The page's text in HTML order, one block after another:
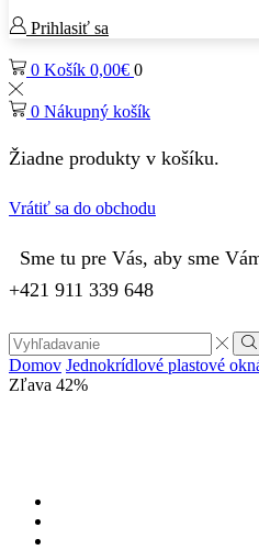
Prihlasiť sa
0 Košík 0,00€ 0
0 Nákupný košík
Žiadne produkty v košíku.
Vrátiť sa do obchodu
Sme tu pre Vás, aby sme
+421 911 339 648
Search
input
Domov Jednokrídlové plastové
Zľava 42%